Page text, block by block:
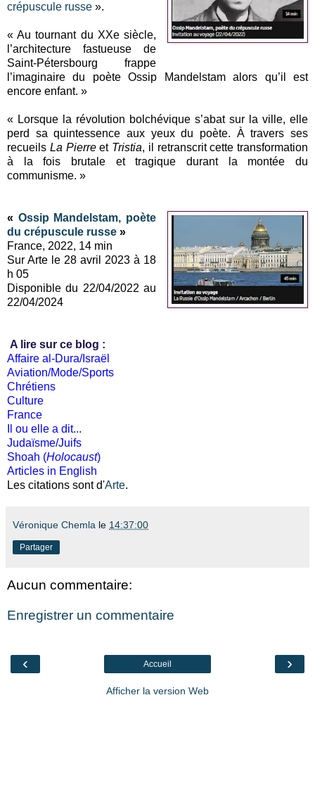
crépuscule russe ».
« Au tournant du XXe siècle,
l’architecture fastueuse de
Saint-Pétersbourg frappe
l’imaginaire du poète Ossip Mandelstam alors qu’il est
encore enfant. »
« Lorsque la révolution bolchévique s’abat sur la ville, elle
perd sa quintessence aux yeux du poète. À travers ses
recueils La Pierreet Tristia, il retranscrit cette transformation
à la fois brutale et tragique durant la montée du
communisme. »
« Ossip Mandelstam, poète
du crépuscule russe »
France, 2022, 14 min
Sur Arte le 28 avril 2023 à 18
h 05
Disponible du 22/04/2022 au
22/04/2024
A lire sur ce blog :
Affaire al-Dura/Israël
Aviation/Mode/Sports
Chrétiens
Culture
France
Il ou elle a dit...
Judaïsme/Juifs
Shoah (Holocaust)
Articles in English
Les citations sont d'Arte.
Véronique Chemla le 14:37:00
Partager
Aucun commentaire:
Enregistrer un commentaire
‹ ›
Accueil
Afficher la version Web